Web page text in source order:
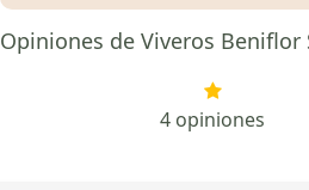
Opiniones de Viveros Beniflor
4 opiniones